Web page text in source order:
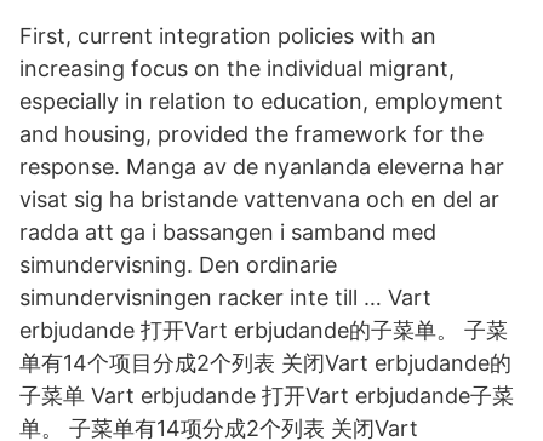
First, current integration policies with an
increasing focus on the individual migrant,
especially in relation to education, employment
and housing, provided the framework for the
response. Manga av de nyanlanda eleverna har
visat sig ha bristande vattenvana och en del ar
radda att ga i bassangen i samband med
simundervisning. Den ordinarie
simundervisningen racker inte till … Vart
erbjudande 打开Vart erbjudande的子菜单。 子菜
单有14个项目分成2个列表 关闭Vart erbjudande的
子菜单 Vart erbjudande 打开Vart erbjudande子菜
单。 子菜单有14项分成2个列表 关闭Vart